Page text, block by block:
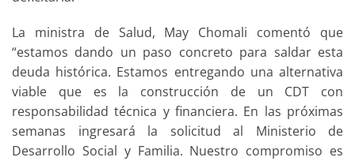
La ministra de Salud, May Chomali comentó que
“estamos dando un paso concreto para saldar esta
deuda histórica. Estamos entregando una alternativa
viable que es la construcción de un CDT con
responsabilidad técnica y financiera. En las próximas
semanas ingresará la solicitud al Ministerio de
Desarrollo Social y Familia. Nuestro compromiso es